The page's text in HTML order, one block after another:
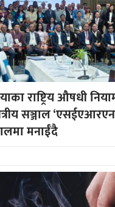
राष्ट्रिय औषधी
सञ्जाल
मनाईँदै